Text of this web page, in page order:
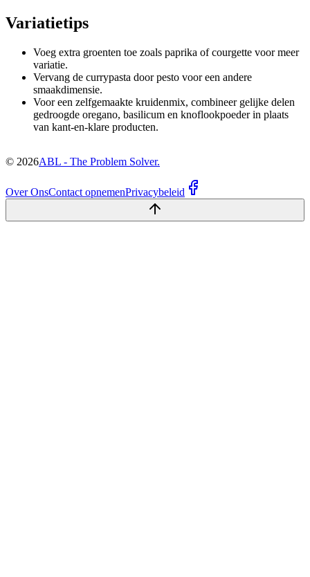
Variatietips
Voeg extra groenten toe zoals paprika of courgette voor meer
variatie.
Vervang de currypasta door pesto voor een andere
smaakdimensie.
Voor een zelfgemaakte kruidenmix, combineer gelijke delen
gedroogde oregano, basilicum en knoflookpoeder in plaats
van kant-en-klare producten.
© 2026ABL - The Problem Solver.
Over OnsContact opnemenPrivacybeleid